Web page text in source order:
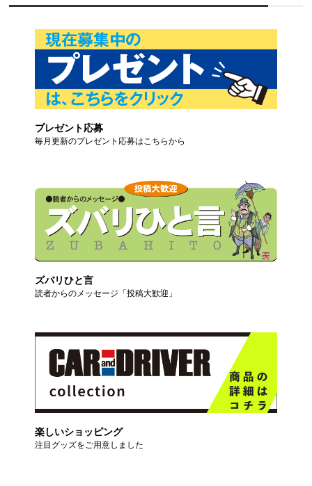
プレゼント応募
毎月更新のプレゼント応募はこちらから
ズバリひと言
読者からのメッセージ「投稿大歓迎」
楽しいショッピング
注目グッズをご用意しました